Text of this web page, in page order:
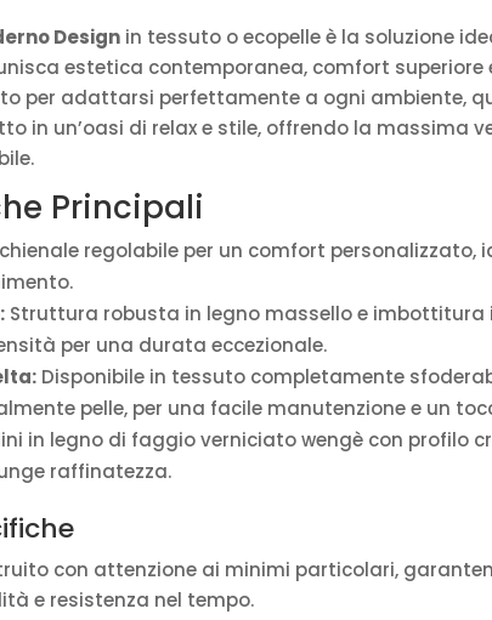
Design in tessuto o ecopelle è la soluzione
estetica contemporanea, comfort superiore
per adattarsi perfettamente a ogni ambiente,
in un’oasi di relax e stile, offrendo la massima
Principali
regolabile per un comfort personalizzato,
Struttura robusta in legno massello e imbottitura
per una durata eccezionale.
Disponibile in tessuto completamente
pelle, per una facile manutenzione e un
in legno di faggio verniciato wengè con profilo
raffinatezza.
con attenzione ai minimi particolari,
e resistenza nel tempo.